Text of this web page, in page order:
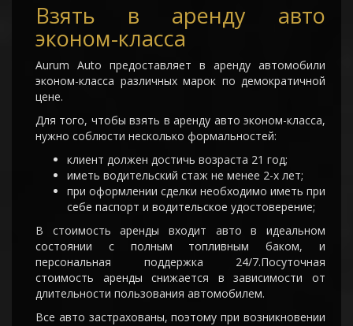
Взять в аренду авто
эконом-класса
Аurum Аuto предоставляет в аренду автомобили
эконом-класса различных марок по демократичной
цене.
Для того, чтобы взять в аренду авто эконом-класса,
нужно соблюсти несколько формальностей:
клиент должен достичь возраста 21 год;
иметь водительский стаж не менее 2-х лет;
при оформлении сделки необходимо иметь при
себе паспорт и водительское удостоверение;
В стоимость аренды входит авто в идеальном
состоянии с полным топливным баком, и
персональная поддержка 24/7.Посуточная
стоимость аренды снижается в зависимости от
длительности пользования автомобилем.
Все авто застрахованы, поэтому при возникновении